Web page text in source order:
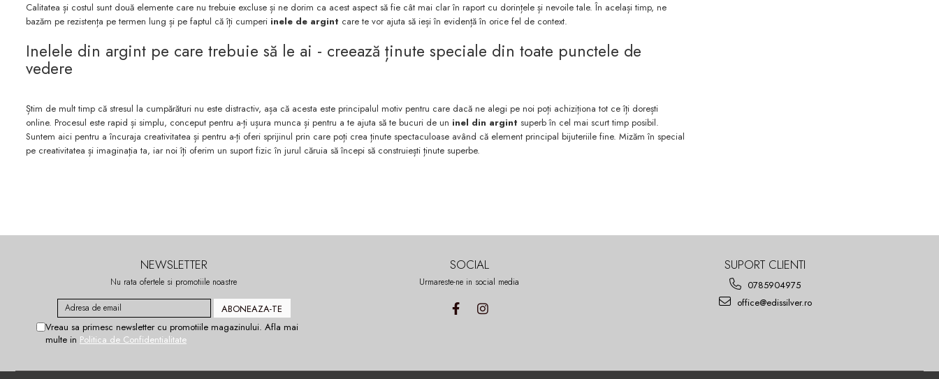
Calitatea și costul sunt două elemente care nu trebuie excluse și ne dorim ca acest aspect să fie cât mai clar în raport cu dorințele și nevoile tale. În același timp, ne
bazăm pe rezistența pe termen lung și pe faptul că îți cumperi inele de argint care te vor ajuta să ieși în evidență în orice fel de context.
Inelele din argint pe care trebuie să le ai - creează ținute speciale din toate punctele de
vedere
Știm de mult timp că stresul la cumpărături nu este distractiv, așa că acesta este principalul motiv pentru care dacă ne alegi pe noi poți achiziționa tot ce îți dorești
online. Procesul este rapid și simplu, conceput pentru a-ți ușura munca și pentru a te ajuta să te bucuri de un inel din argint superb în cel mai scurt timp posibil.
Suntem aici pentru a încuraja creativitatea și pentru a-ți oferi sprijinul prin care poți crea ținute spectaculoase având că element principal bijuteriile fine. Mizăm în special
pe creativitatea și imaginația ta, iar noi îți oferim un suport fizic în jurul căruia să începi să construiești ținute superbe.
NEWSLETTER
Nu rata ofertele si promotiile noastre
Vreau sa primesc newsletter cu promotiile magazinului. Afla mai
multe in Politica de Confidentialitate
SOCIAL
Urmareste-ne in social media
SUPORT CLIENTI
0785904975
office@edissilver.ro